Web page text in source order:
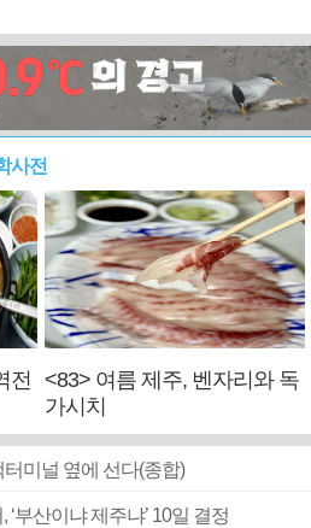
사전
전
<83> 여름 제주, 벤자리와 독
가시치
미널 옆에 선다(종합)
부산이냐 제주냐’ 10일 결정